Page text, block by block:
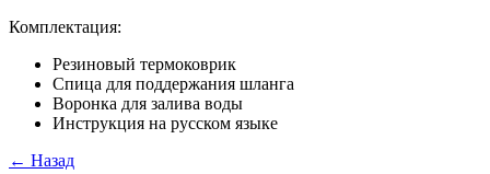
Комплектация:
Резиновый термоковрик
Спица для поддержания шланга
Воронка для залива воды
Инструкция на русском языке
← Назад